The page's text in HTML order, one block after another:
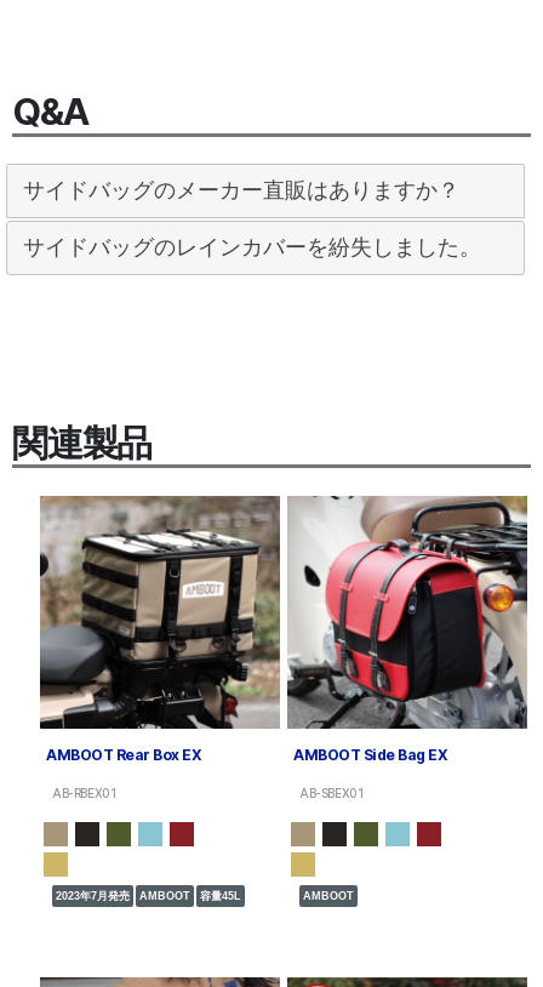
Q&A
サイドバッグのメーカー直販はありますか？
サイドバッグのレインカバーを紛失しました。
関連製品
AMBOOT Rear Box EX
AB-RBEX01
2023年7月発売 AMBOOT 容量45L
AMBOOT Side Bag EX
AB-SBEX01
AMBOOT